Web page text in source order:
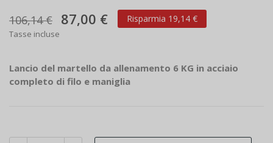
106,14 € 87,00 € Risparmia 19,14 €
Tasse incluse
Lancio del martello da allenamento 6 KG in acciaio
completo di filo e maniglia